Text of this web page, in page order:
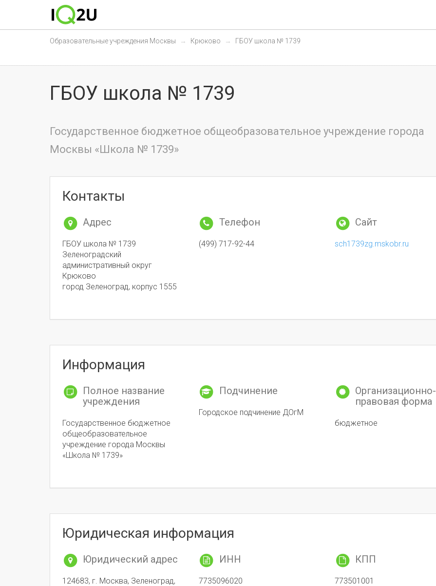
Образовательные учреждения Москвы Крюково ГБОУ школа № 1739
ГБОУ школа № 1739
Государственное бюджетное общеобразовательное учреждение города
Москвы «Школа № 1739»
Контакты
Адрес
ГБОУ школа № 1739
Зеленоградский
административный округ
Крюково
город Зеленоград, корпус 1555
Телефон
(499) 717-92-44
Сайт
sch1739zg.mskobr.ru
Информация
Полное название
учреждения
Государственное бюджетное
общеобразовательное
учреждение города Москвы
«Школа № 1739»
Подчинение
Городское подчинение ДОгМ
Организационно-
правовая форма
бюджетное
Юридическая информация
Юридический адрес
124683, г. Москва, Зеленоград,
ИНН
7735096020
КПП
773501001